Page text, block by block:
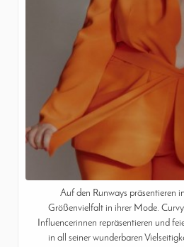
Auf den Runways präsentieren
Größenvielfalt in ihrer Mode.
Influencerinnen repräsentieren und
in all seiner wunderbaren